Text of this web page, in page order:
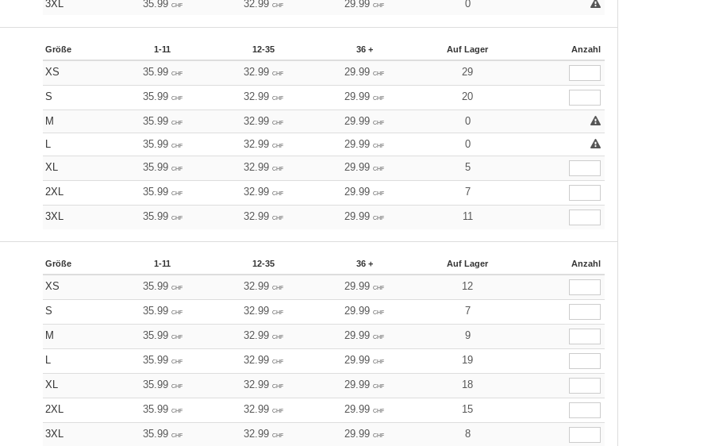
3XL 35.99 CHF 32.99 CHF 29.99CHF 0
Größe 1-11 12-35 36 + Auf Lager Anzahl
XS 35.99 CHF 32.99 CHF 29.99CHF 29
S 35.99 CHF 32.99 CHF 29.99CHF 20
M 35.99 CHF 32.99 CHF 29.99CHF
0
L
35.99 CHF 32.99 CHF 29.99CHF
0
XL
35.99 CHF 32.99 CHF 29.99CHF 5
2XL 35.99 CHF 32.99 CHF 29.99CHF 7
3XL 35.99 CHF 32.99 CHF 29.99CHF 11
Größe 1-11 12-35 36 + Auf Lager Anzahl
XS 35.99 CHF 32.99 CHF 29.99CHF 12
S 35.99 CHF 32.99 CHF 29.99CHF 7
M 35.99 CHF 32.99 CHF 29.99CHF 9
L 35.99 CHF 32.99 CHF 29.99CHF 19
XL 35.99 CHF 32.99 CHF 29.99CHF 18
2XL 35.99 CHF 32.99 CHF 29.99CHF 15
3XL 35.99 CHF 32.99 CHF 29.99CHF 8